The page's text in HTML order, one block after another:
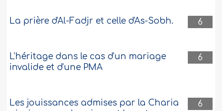
6
La prière d'Al-Fadjr et celle d'As-Sobh.
6
L'héritage dans le cas d'un mariage
invalide et d'une PMA
6
Les jouissances admises par la Charia